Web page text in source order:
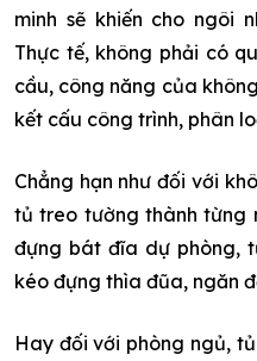
minh sẽ khiến cho ngôi
Thực tế, không phải có
cầu, công năng của
kết cấu công trình, phân
Chẳng hạn như đối với
tủ treo tường thành từng
đựng bát đĩa dự phòng,
kéo đựng thìa đũa, ngăn
Hay đối với phòng ngủ,